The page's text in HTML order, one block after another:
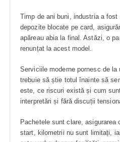
Timp de ani buni, industria a
depozite blocate pe card,
apăreau abia la final. Astăzi, o
renunțat la acest model.
Serviciile moderne pornesc de la
trebuie să știe totul înainte să
este, ce riscuri există și cum
interpretări și fără discuții
Pachetele sunt clare,
start, kilometrii nu sunt limitați,